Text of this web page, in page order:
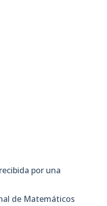
por una
de Matemáticos